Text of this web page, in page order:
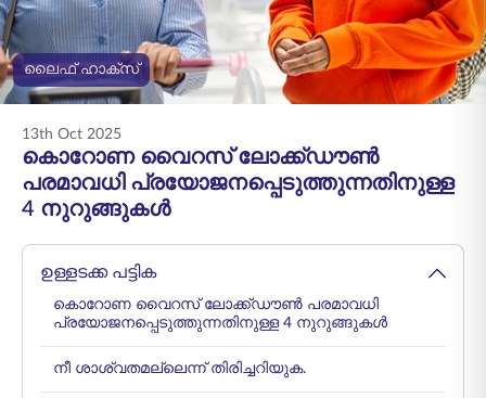
ENGLISH
ഓൺലൈനായി
വാങ്ങുക
പ്രീമിയം അടയ്ക്കുക
ലൈഫ് ഹാക്സ്
13th Oct 2025
കൊറോണ വൈറസ് ലോക്ക്ഡൗൺ
പരമാവധി പ്രയോജനപ്പെടുത്തുന്നതിനുള്ള
4 നുറുങ്ങുകൾ
ഉള്ളടക്ക പട്ടിക
കൊറോണ വൈറസ് ലോക്ക്ഡൗൺ പരമാവധി
പ്രയോജനപ്പെടുത്തുന്നതിനുള്ള 4 നുറുങ്ങുകൾ
നീ ശാശ്വതമല്ലെന്ന് തിരിച്ചറിയുക.